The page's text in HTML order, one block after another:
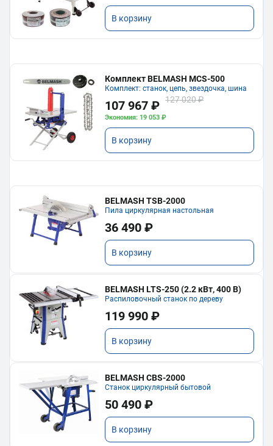
В корзину
Комплект BELMASH MCS-500
Комплект: станок, цепь, звездочка, шина
107 967 ₽ 127 020 ₽
Экономия: 19 053 ₽
В корзину
BELMASH TSB-2000
Пила циркулярная настольная
36 490 ₽
В корзину
BELMASH LTS-250 (2.2 кВт, 400 В)
Распиловочный станок по дереву
119 990 ₽
В корзину
BELMASH CBS-2000
Станок циркулярный бытовой
50 490 ₽
В корзину